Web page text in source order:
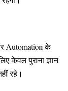
Automation के
केवल पुराना ज्ञान
रहे।